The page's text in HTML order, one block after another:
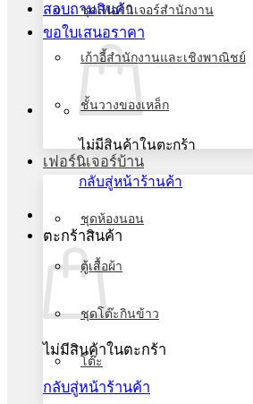
สอบถามสินค้า
ขอใบเสนอราคา
ไม่มีสินค้าในตะกร้า
กลับสู่หน้าร้านค้า
ตะกร้าสินค้า
ไม่มีสินค้าในตะกร้า
กลับสู่หน้าร้านค้า
ชุดเฟอร์นิเจอร์สำนักงาน
เก้าอี้สำนักงานและเชิงพาณิชย์
ชั้นวางของเหล็ก
เฟอร์นิเจอร์บ้าน
ชุดห้องนอน
ตู้เสื้อผ้า
ชุดโต๊ะกินข้าว
โต๊ะ